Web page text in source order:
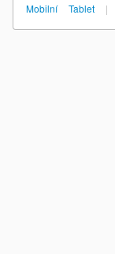
Mobilní
Tablet |